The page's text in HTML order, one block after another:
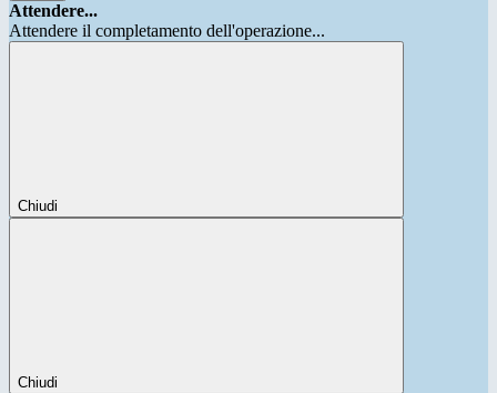
Attendere...
Attendere il completamento dell'operazione...
Chiudi
Chiudi